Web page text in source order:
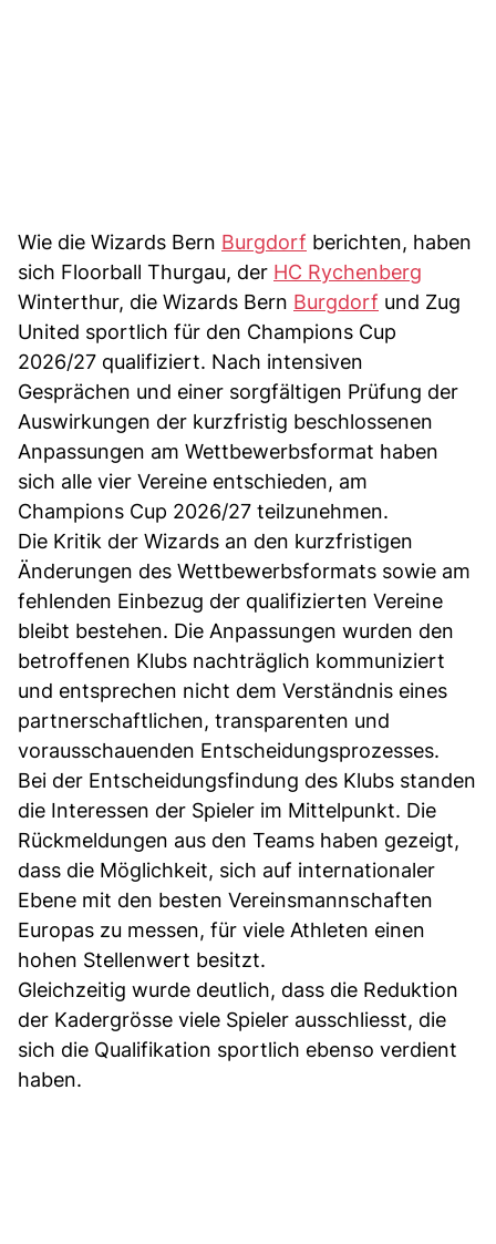
Wie die Wizards Bern Burgdorf berichten, haben
sich Floorball Thurgau, der HC Rychenberg
Winterthur, die Wizards Bern Burgdorf und Zug
United sportlich für den Champions Cup
2026/27 qualifiziert. Nach intensiven
Gesprächen und einer sorgfältigen Prüfung der
Auswirkungen der kurzfristig beschlossenen
Anpassungen am Wettbewerbsformat haben
sich alle vier Vereine entschieden, am
Champions Cup 2026/27 teilzunehmen.
Die Kritik der Wizards an den kurzfristigen
Änderungen des Wettbewerbsformats sowie am
fehlenden Einbezug der qualifizierten Vereine
bleibt bestehen. Die Anpassungen wurden den
betroffenen Klubs nachträglich kommuniziert
und entsprechen nicht dem Verständnis eines
partnerschaftlichen, transparenten und
vorausschauenden Entscheidungsprozesses.
Bei der Entscheidungsfindung des Klubs standen
die Interessen der Spieler im Mittelpunkt. Die
Rückmeldungen aus den Teams haben gezeigt,
dass die Möglichkeit, sich auf internationaler
Ebene mit den besten Vereinsmannschaften
Europas zu messen, für viele Athleten einen
hohen Stellenwert besitzt.
Gleichzeitig wurde deutlich, dass die Reduktion
der Kadergrösse viele Spieler ausschliesst, die
sich die Qualifikation sportlich ebenso verdient
haben.